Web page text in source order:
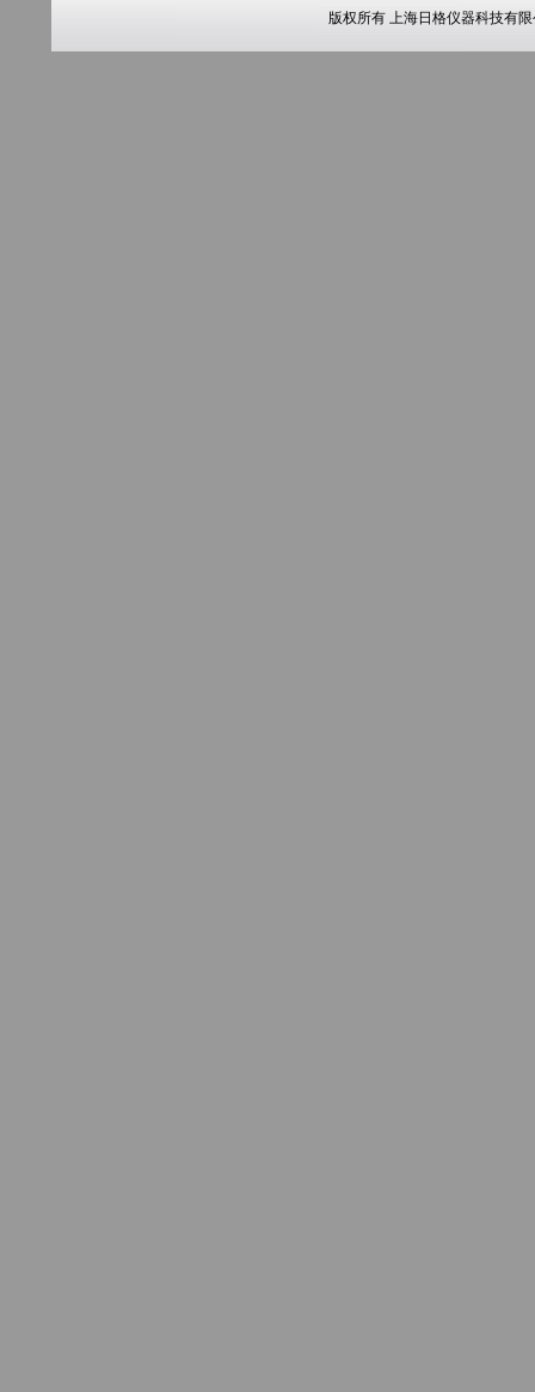
版权所有 上海日格仪器科技